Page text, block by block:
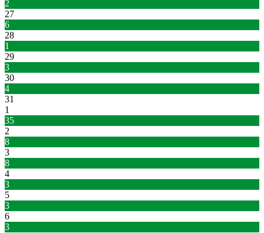
2
27
6
28
1
29
3
30
4
31
1
35
2
8
3
8
4
3
5
3
6
3